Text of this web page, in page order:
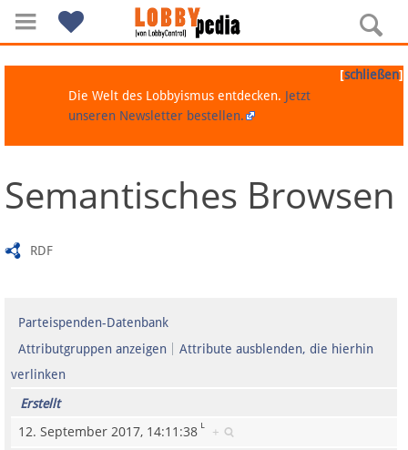
Navigation
Über Lobbypedia
Artikel nach Kategorien
FAQ
[schließen]
Die Welt des Lobbyismus entdecken. Jetzt
unseren Newsletter bestellen.
RDF
Semantisches Browsen
Parteispenden-Datenbank
Attributgruppen anzeigen
Attribute ausblenden, die hierhin
verlinken
Erstellt
12. September 2017, 14:11:38ᴸ
+